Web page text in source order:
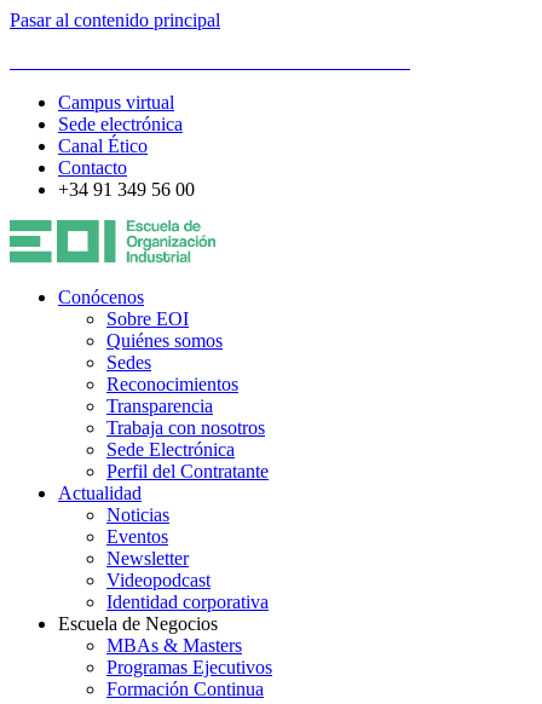
Pasar al contenido principal
Campus virtual
Sede electrónica
Canal Ético
Contacto
+34 91 349 56 00
Conócenos
Sobre EOI
Quiénes somos
Sedes
Reconocimientos
Transparencia
Trabaja con nosotros
Sede Electrónica
Perfil del Contratante
Actualidad
Noticias
Eventos
Newsletter
Videopodcast
Identidad corporativa
Escuela de Negocios
MBAs & Masters
Programas Ejecutivos
Formación Continua